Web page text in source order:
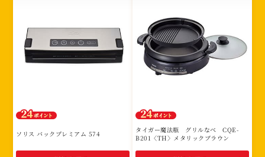
ソリス バックプレミアム 574
タイガー魔法瓶 グリルなべ CQE-
B201〈TH〉メタリックブラウン